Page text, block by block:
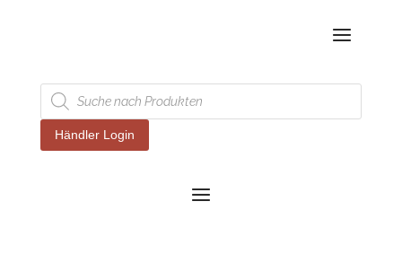
Products
search
Händler Login